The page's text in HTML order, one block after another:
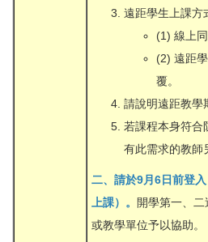
遠距學生上課方
(1) 線上
(2) 遠距
覆。
請說明遠距教學
若課程本身符合
有此需求的教師
二、請於9月6日前登
上課）。 開學第一、
或教學單位予以協助。